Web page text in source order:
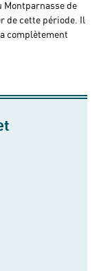
de
de cette période. Il
complètement